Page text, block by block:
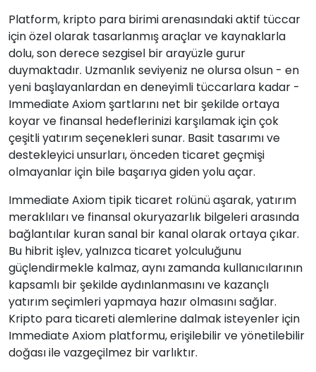
Platform, kripto para birimi arenasındaki aktif tüccar
için özel olarak tasarlanmış araçlar ve kaynaklarla
dolu, son derece sezgisel bir arayüzle gurur
duymaktadır. Uzmanlık seviyeniz ne olursa olsun - en
yeni başlayanlardan en deneyimli tüccarlara kadar -
Immediate Axiom şartlarını net bir şekilde ortaya
koyar ve finansal hedeflerinizi karşılamak için çok
çeşitli yatırım seçenekleri sunar. Basit tasarımı ve
destekleyici unsurları, önceden ticaret geçmişi
olmayanlar için bile başarıya giden yolu açar.
Immediate Axiom tipik ticaret rolünü aşarak, yatırım
meraklıları ve finansal okuryazarlık bilgeleri arasında
bağlantılar kuran sanal bir kanal olarak ortaya çıkar.
Bu hibrit işlev, yalnızca ticaret yolculuğunu
güçlendirmekle kalmaz, aynı zamanda kullanıcılarının
kapsamlı bir şekilde aydınlanmasını ve kazançlı
yatırım seçimleri yapmaya hazır olmasını sağlar.
Kripto para ticareti alemlerine dalmak isteyenler için
Immediate Axiom platformu, erişilebilir ve yönetilebilir
doğası ile vazgeçilmez bir varlıktır.